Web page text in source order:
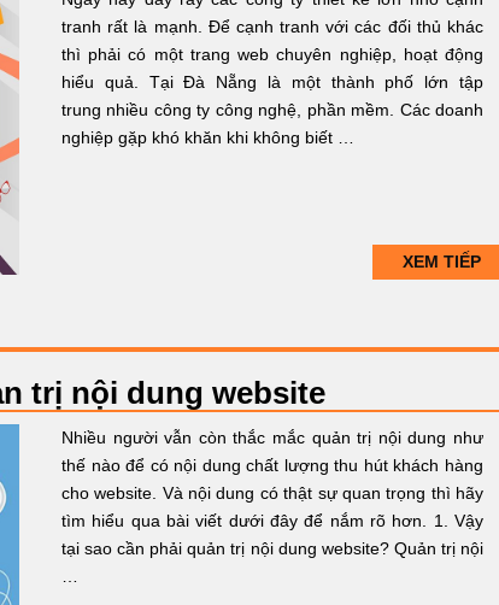
tranh rất là mạnh. Để cạnh tranh với các đối thủ khác
thì phải có một trang web chuyên nghiệp, hoạt động
hiểu quả. Tại Đà Nẵng là một thành phố lớn tập
trung nhiều công ty công nghệ, phần mềm. Các doanh
nghiệp gặp khó khăn khi không biết …
XEM TIẾP
trị nội dung website
Nhiều người vẫn còn thắc mắc quản trị nội dung như
thế nào để có nội dung chất lượng thu hút khách hàng
cho website. Và nội dung có thật sự quan trọng thì hãy
tìm hiểu qua bài viết dưới đây để nắm rõ hơn. 1. Vậy
tại sao cần phải quản trị nội dung website? Quản trị nội